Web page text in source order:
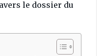
le dossier du